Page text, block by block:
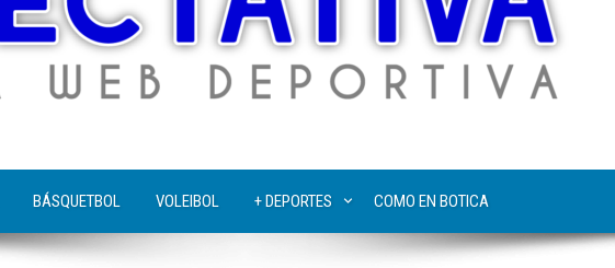
BÁSQUETBOL VOLEIBOL + DEPORTES COMO EN BOTICA